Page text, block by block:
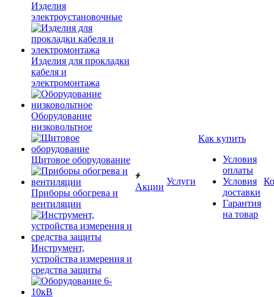
Изделия
электроустановочные
Изделия для прокладки
кабеля и
электромонтажа
Оборудование
низковольтное
Щитовое оборудование
Приборы обогрева и
вентиляции
Инструмент,
устройства измерения и
средства защиты
Акции
Услуги
Как купить
Условия
оплаты
Условия
доставки
Гарантия
на товар